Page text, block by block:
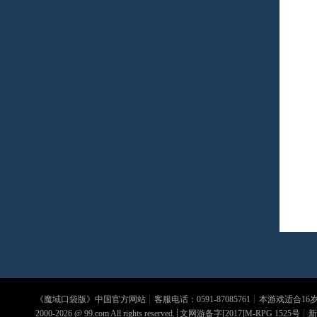
《魔域口袋版》中国官方网站┊客服电话：0591-87085761┊本游戏适合16
2000-2026 @ 99.comAll rights reserved.┊文网游备字[2017]M-RPG 1525号┊